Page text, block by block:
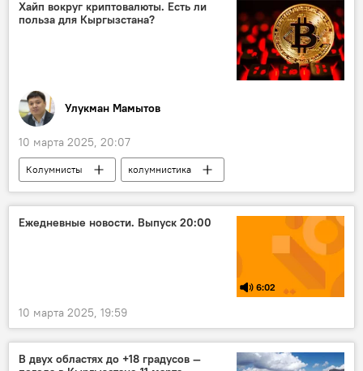
Хайп вокруг криптовалюты. Есть ли
польза для Кыргызстана?
Улукман Мамытов
10 марта 2025, 20:07
Колумнисты
колумнистика
криптовалюта
криптобиржа
экономика
Кыргызстан
Казахстан
Ежедневные новости. Выпуск 20:00
6:02
10 марта 2025, 19:59
В двух областях до +18 градусов —